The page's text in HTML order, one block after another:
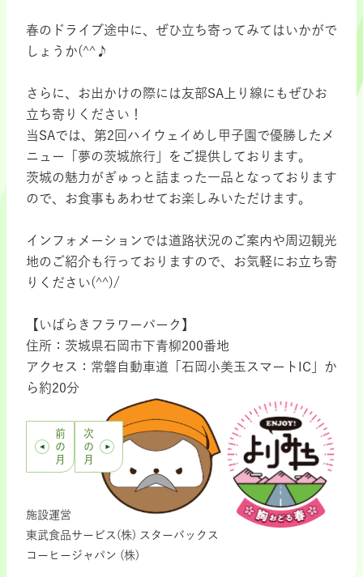
春のドライブ途中に、ぜひ立ち寄ってみてはいかがで
しょうか(^^♪
さらに、お出かけの際には友部SA上り線にもぜひお
立ち寄りください！
当SAでは、第2回ハイウェイめし甲子園で優勝したメ
ニュー「夢の茨城旅行」をご提供しております。
茨城の魅力がぎゅっと詰まった一品となっております
ので、お食事もあわせてお楽しみいただけます。
インフォメーションでは道路状況のご案内や周辺観光
地のご紹介も行っておりますので、お気軽にお立ち寄
りください(^^)/
【いばらきフラワーパーク】
住所：茨城県石岡市下青柳200番地
アクセス：常磐自動車道「石岡小美玉スマートIC」か
ら約20分
前
の
月
次
の
月
施設運営
東武食品サービス(株) スターバックス
コーヒージャパン (株)